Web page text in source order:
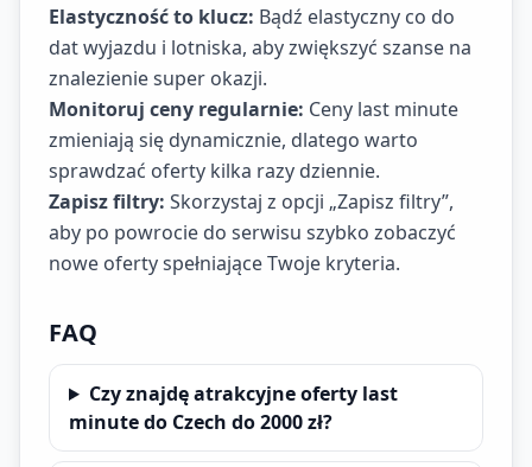
Elastyczność to klucz: Bądź elastyczny co do
dat wyjazdu i lotniska, aby zwiększyć szanse na
znalezienie super okazji.
Monitoruj ceny regularnie: Ceny last minute
zmieniają się dynamicznie, dlatego warto
sprawdzać oferty kilka razy dziennie.
Zapisz filtry: Skorzystaj z opcji „Zapisz filtry”,
aby po powrocie do serwisu szybko zobaczyć
nowe oferty spełniające Twoje kryteria.
FAQ
Czy znajdę atrakcyjne oferty last
minute do Czech do 2000 zł?